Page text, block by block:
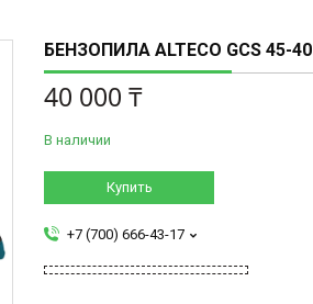
БЕНЗОПИЛА ALTECO GCS 45-40
40 000 ₸
В наличии
Купить
+7 (700) 666-43-17